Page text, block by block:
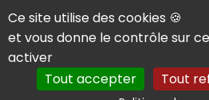
Panneau de gestion des cookies
Ce site utilise des cookies 🍪
et vous donne le contrôle sur
activer
Tout accepter
Tout